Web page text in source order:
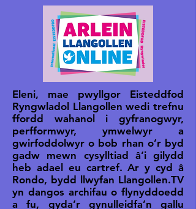
Eleni, mae pwyllgor Eisteddfod
Ryngwladol Llangollen wedi trefnu
ffordd wahanol i gyfranogwyr,
perfformwyr, ymwelwyr a
gwirfoddolwyr o bob rhan o’r byd
gadw mewn cysylltiad â’i gilydd
heb adael eu cartref. Ar y cyd â
Rondo, bydd llwyfan Llangollen.TV
yn dangos archifau o flynyddoedd
a fu, gyda’r gynulleidfa’n gallu